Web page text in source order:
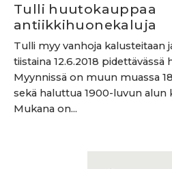
Tulli huutokauppaa
antiikkihuonekaluja
Tulli myy vanhoja kalusteitaan
tiistaina 12.6.2018 pidettävässä
Myynnissä on muun muassa
sekä haluttua 1900-luvun alun
Mukana on...